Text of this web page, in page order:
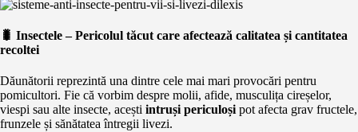
🐛 Insectele – Pericolul tăcut care afectează calitatea și cantitatea
recoltei
Dăunătorii reprezintă una dintre cele mai mari provocări pentru
pomicultori. Fie că vorbim despre molii, afide, musculița cireșelor,
viespi sau alte insecte, acești intruși periculoșipot afecta grav fructele,
frunzele și sănătatea întregii livezi.